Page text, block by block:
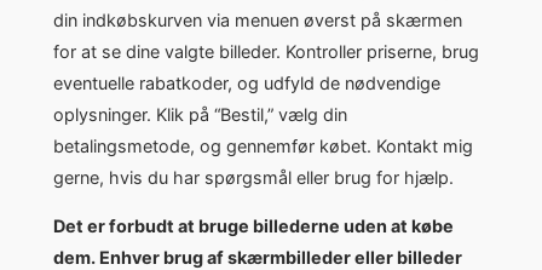
din indkøbskurven via menuen øverst på skærmen
for at se dine valgte billeder. Kontroller priserne, brug
eventuelle rabatkoder, og udfyld de nødvendige
oplysninger. Klik på “Bestil,” vælg din
betalingsmetode, og gennemfør købet. Kontakt mig
gerne, hvis du har spørgsmål eller brug for hjælp.
Det er forbudt at bruge billederne uden at købe
dem. Enhver brug af skærmbilleder eller billeder